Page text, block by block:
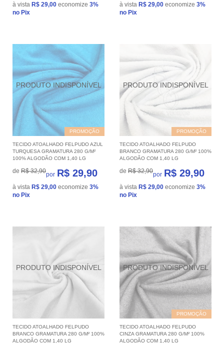
à vista R$ 29,00 economize 3%
no Pix
à vista R$ 29,00 economize 3%
no Pix
PROMOÇÃO
TECIDO ATOALHADO FELPUDO AZUL
TURQUESA GRAMATURA 280 G/M²
100% ALGODÃO COM 1,40 LG
de R$ 32,90por R$ 29,90
à vista R$ 29,00 economize 3%
no Pix
PROMOÇÃO
TECIDO ATOALHADO FELPUDO
BRANCO GRAMATURA 280 G/M² 100%
ALGODÃO COM 1,40 LG
de R$ 32,90por R$ 29,90
à vista R$ 29,00 economize 3%
no Pix
TECIDO ATOALHADO FELPUDO
BRANCO GRAMATURA 280 G/M² 100%
ALGODÃO COM 1,40 LG
PROMOÇÃO
TECIDO ATOALHADO FELPUDO
CINZA GRAMATURA 280 G/M² 100%
ALGODÃO COM 1,40 LG